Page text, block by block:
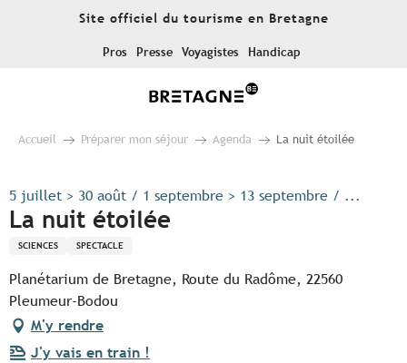
Site officiel du tourisme en Bretagne
Pros Presse Voyagistes Handicap
Accueil Préparer mon séjour Agenda La nuit étoilée
5 juillet > 30 août / 1 septembre > 13 septembre / ...
La nuit étoilée
SCIENCES SPECTACLE
Planétarium de Bretagne, Route du Radôme, 22560
Pleumeur-Bodou
M'y rendre
J'y vais en train !